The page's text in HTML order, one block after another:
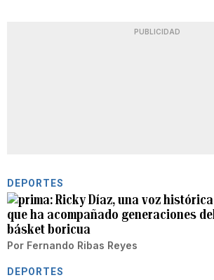
PUBLICIDAD
DEPORTES
Ricky Díaz, una voz histórica
que ha acompañado generaciones del
básket boricua
Por Fernando Ribas Reyes
DEPORTES